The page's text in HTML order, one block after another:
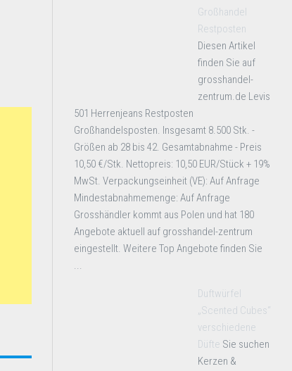
Großhandel
Restposten
Diesen Artikel
finden Sie auf
grosshandel-
zentrum.de Levis
501 Herrenjeans Restposten
Großhandelsposten. Insgesamt 8.500 Stk. -
Größen ab 28 bis 42. Gesamtabnahme - Preis
10,50 €/Stk. Nettopreis: 10,50 EUR/Stück + 19%
MwSt. Verpackungseinheit (VE): Auf Anfrage
Mindestabnahmemenge: Auf Anfrage
Grosshändler kommt aus Polen und hat 180
Angebote aktuell auf grosshandel-zentrum
eingestellt. Weitere Top Angebote finden Sie
...
Duftwürfel
„Scented Cubes“
verschiedene
Düfte Sie suchen
Kerzen &